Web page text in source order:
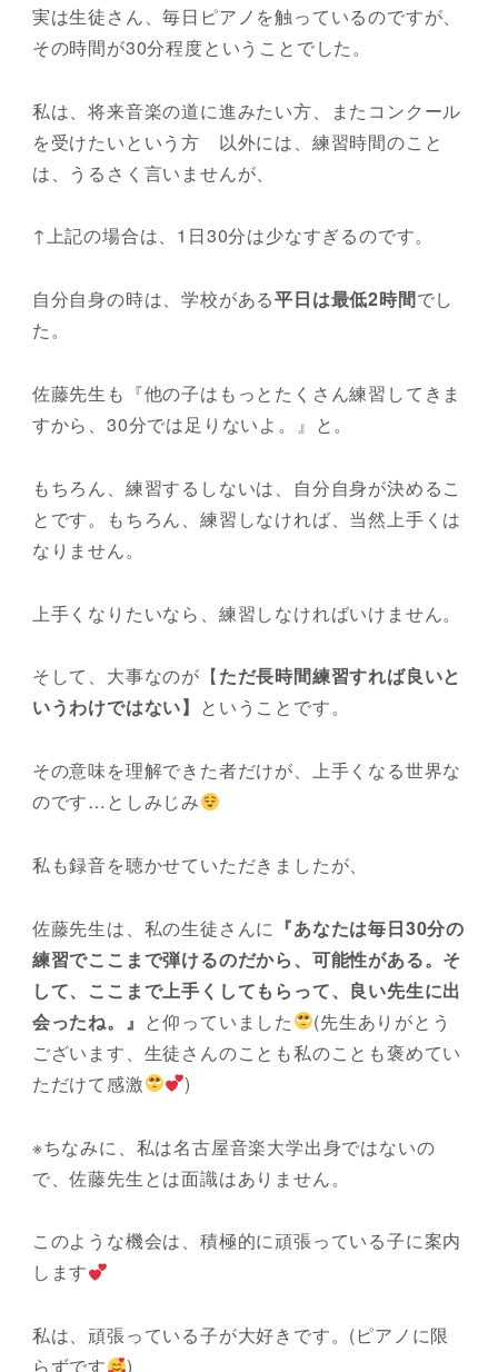
実は生徒さん、毎日ピアノを触っているのですが、
その時間が30分程度ということでした。
私は、将来音楽の道に進みたい方、またコンクール
を受けたいという方 以外には、練習時間のこと
は、うるさく言いませんが、
↑上記の場合は、1日30分は少なすぎるのです。
自分自身の時は、学校がある平日は最低2時間でし
た。
佐藤先生も『他の子はもっとたくさん練習してきま
すから、30分では足りないよ。』と。
もちろん、練習するしないは、自分自身が決めるこ
とです。もちろん、練習しなければ、当然上手くは
なりません。
上手くなりたいなら、練習しなければいけません。
そして、大事なのが【ただ長時間練習すれば良いと
いうわけではない】 ということです。
その意味を理解できた者だけが、上手くなる世界な
のです…としみじみ
私も録音を聴かせていただきましたが、
佐藤先生は、私の生徒さんに 『あなたは毎日30分の
練習でここまで弾けるのだから、可能性がある。そ
して、ここまで上手くしてもらって、良い先生に出
会ったね。』 と仰っていました
(先生ありがとう
ございます、生徒さんのことも私のことも褒めてい
ただけて感激
)
※ちなみに、私は名古屋音楽大学出身ではないの
で、佐藤先生とは面識はありません。
このような機会は、積極的に頑張っている子に案内
します
私は、頑張っている子が大好きです。(ピアノに限
らずです
)